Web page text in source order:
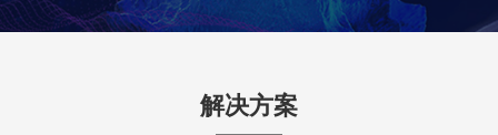
解决方案